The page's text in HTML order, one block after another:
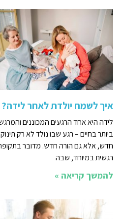
איך לשמח יולדת לאחר לידה?
לידה היא אחד הרגעים המכוננים
ביותר בחיים – רגע שבו נולד לא רק תינוק
חדש, אלא גם הורה חדש. מדובר
רגשית במיוחד, שבה
להמשך קריאה »